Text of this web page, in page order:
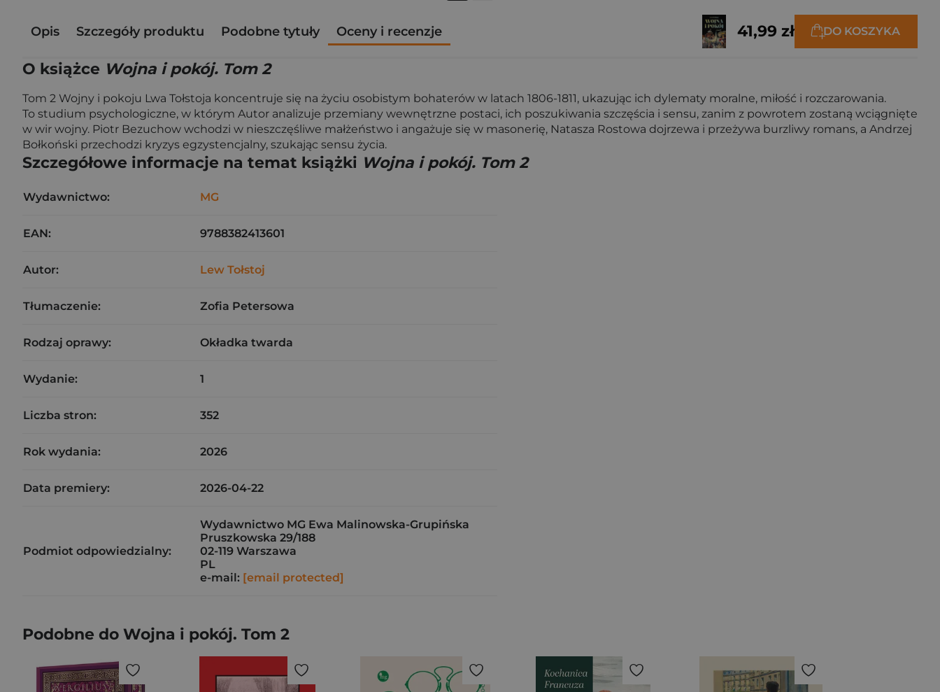
Opis Szczegóły produktu Podobne tytuły Oceny i recenzje 41,99 zł DO KOSZYKA
O książce Wojna i pokój. Tom 2
Tom 2 Wojny i pokoju Lwa Tołstoja koncentruje się na życiu osobistym bohaterów w latach 1806-1811, ukazując ich dylematy moralne, miłość i rozczarowania.
To studium psychologiczne, w którym Autor analizuje przemiany wewnętrzne postaci, ich poszukiwania szczęścia i sensu, zanim z powrotem zostaną wciągnięte
w wir wojny. Piotr Bezuchow wchodzi w nieszczęśliwe małżeństwo i angażuje się w masonerię, Natasza Rostowa dojrzewa i przeżywa burzliwy romans, a Andrzej
Bołkoński przechodzi kryzys egzystencjalny, szukając sensu życia.
Szczegółowe informacje na temat książki Wojna i pokój. Tom 2
Wydawnictwo: MG
EAN: 9788382413601
Autor: Lew Tołstoj
Tłumaczenie: Zofia Petersowa
Rodzaj oprawy: Okładka twarda
Wydanie: 1
Liczba stron: 352
Rok wydania: 2026
Data premiery: 2026-04-22
Podmiot odpowiedzialny:
Wydawnictwo MG Ewa Malinowska-Grupińska
Pruszkowska 29/188
02-119 Warszawa
PL
e-mail: [email protected]
Podobne do Wojna i pokój. Tom 2